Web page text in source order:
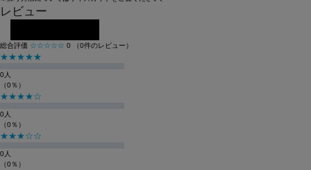
レビュー
総合評価 ☆☆☆☆☆ 0 （0件のレビュー）
★★★★★
0人
（0％）
★★★★☆
0人
（0％）
★★★☆☆
0人
（0％）